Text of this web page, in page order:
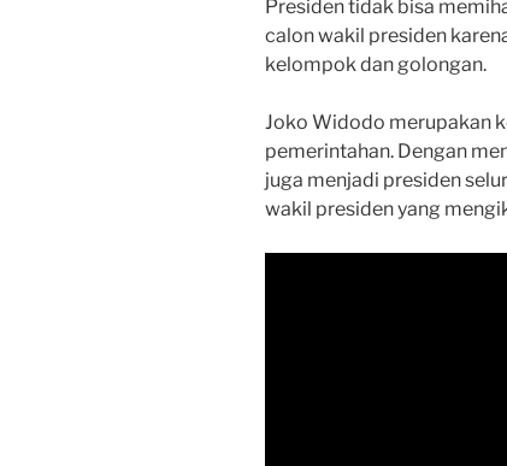
Presiden tidak bisa
calon wakil presiden
kelompok dan golongan.
Joko Widodo merupakan
pemerintahan. Dengan
juga menjadi presiden
wakil presiden yang